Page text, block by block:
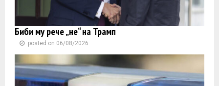
Биби му рече „не“ на Трамп
posted on 06/08/2026